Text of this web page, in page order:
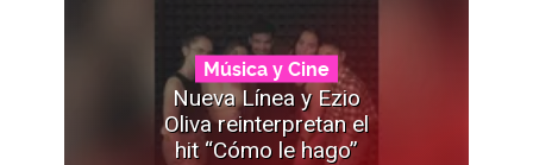
Música y Cine
Nueva Línea y Ezio
Oliva reinterpretan el
hit “Cómo le hago”